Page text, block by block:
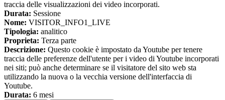
traccia delle visualizzazioni dei video incorporati.
Durata: Sessione
Nome: VISITOR_INFO1_LIVE
Tipologia: analitico
Proprieta: Terza parte
Descrizione: Questo cookie è impostato da Youtube per tenere
traccia delle preferenze dell'utente per i video di Youtube incorporati
nei siti; può anche determinare se il visitatore del sito web sta
utilizzando la nuova o la vecchia versione dell'interfaccia di
Youtube.
Durata: 6 mesi